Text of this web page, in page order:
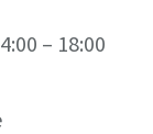
– 18:00